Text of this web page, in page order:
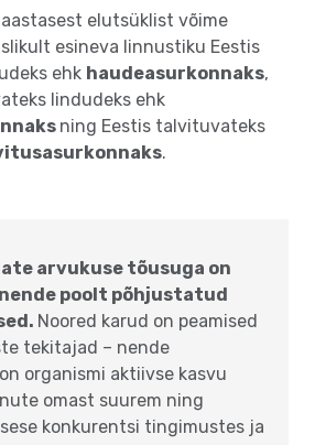
elutsüklist võime
esineva linnustiku Eestis
ehk haudeasurkonnaks,
lindudeks ehk
ning Eestis talvituvateks
.
arvukuse tõusuga on
poolt põhjustatud
Noored karud on peamised
tekitajad – nende
organismi aktiivse kasvu
omast suurem ning
konkurentsi tingimustes ja